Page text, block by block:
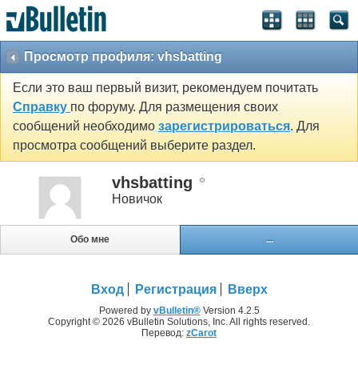
Просмотр профиля: vhsbatting
Если это ваш первый визит, рекомендуем почитать
Справку по форуму. Для размещения своих
сообщений необходимо зарегистрироваться. Для
просмотра сообщений выберите раздел.
vhsbatting
Новичок
Обо мне ...
Вход Регистрация Вверх
Powered by vBulletin®Version 4.2.5
Copyright © 2026 vBulletin Solutions, Inc. All rights reserved.
Перевод: zCarot